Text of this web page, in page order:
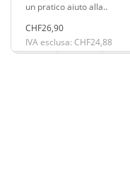
un pratico aiuto alla..
CHF26,90
IVA esclusa: CHF24,88